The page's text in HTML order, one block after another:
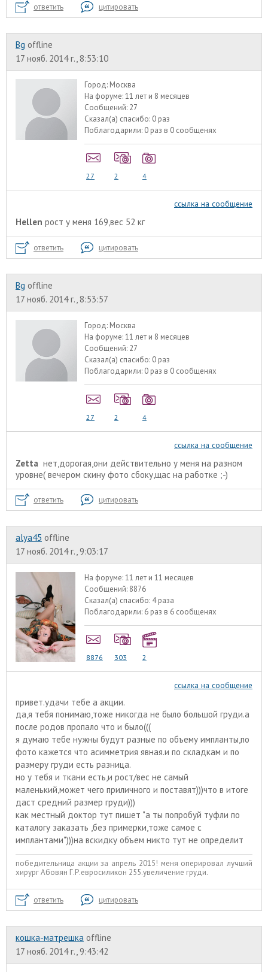
ответить цитировать
Bg offline
17 нояб. 2014 г., 8:53:10
Город: Москва
На форуме:11 лет и 8 месяцев
Сообщений: 27
Сказал(а) спасибо: 0 раз
Поблагодарили: 0 раз в 0 сообщенях
27 2 4
ссылка на сообщение
Hellen рост у меня 169,вес 52 кг
ответить цитировать
Bg offline
17 нояб. 2014 г., 8:53:57
Город: Москва
На форуме:11 лет и 8 месяцев
Сообщений: 27
Сказал(а) спасибо: 0 раз
Поблагодарили: 0 раз в 0 сообщенях
27 2 4
ссылка на сообщение
Zetta нет,дорогая,они действительно у меня на разном
уровне( вечером скину фото сбоку,щас на работке ;-)
ответить цитировать
alyа45 offline
17 нояб. 2014 г., 9:03:17
На форуме:11 лет и 11 месяцев
Сообщений: 8876
Сказал(а) спасибо: 4 раза
Поблагодарили: 6 раз в 6 сообщенях
8876 303 2
ссылка на сообщение
привет.удачи тебе а акции.
да,я тебя понимаю,тоже никогда не было большой груди.а
после родов пропало что и было(((
я думаю тебе нужны будут разные по объему импланты,по
фото кажется что асимметрия явная.и по складкам и по
размеру груди есть разница.
но у тебя и ткани есть,и рост/вес не самый
маленький,может чего приличного и поставят)))что в итоге
даст средний размер груди)))
как местный доктор тут пишет "а ты попробуй туфли по
каталогу заказать ,без примерки,тоже самое с
имплантами")))на вскидку объем никто тут не определит
победительница акции за апрель 2015! меня оперировал лучший
хирург Абовян Г.Р.евросиликон 255.увеличение груди.
ответить цитировать
кошка-матрешка offline
17 нояб. 2014 г., 9:43:42